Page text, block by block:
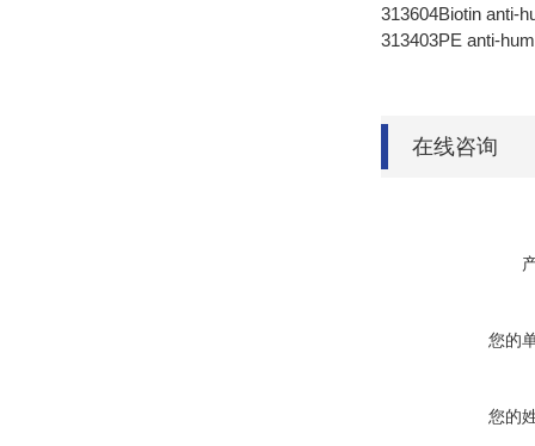
313604Biotin anti-
313403PE anti-
在线咨询
您的
您的